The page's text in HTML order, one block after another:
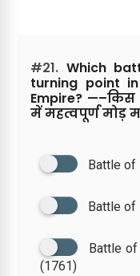
#21. Which
turning point
Empire?
में महत्वपूर्ण मोड़
Battle of
Battle of
Battle of
(1761)